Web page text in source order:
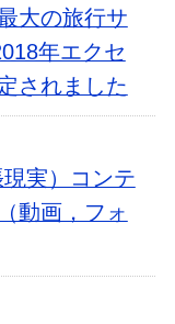
大の旅行サ
年エクセ
されました
実）コンテ
動画，フォ